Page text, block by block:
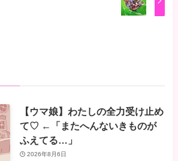
【ウマ娘】わたしの全力受け止め
て♡ ←「またへんないきものが
ふえてる…」
2026年8月6日